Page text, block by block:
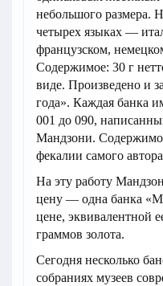
небольшого размера.
четырех языках —
французском,
Содержимое: 30 г
виде. Произведено и
года». Каждая банка
001 до 090,
Мандзони.
фекалии самого
На эту работу
цену — одна банка
цене, эквивалентной
граммов золота.
Сегодня несколько
собраниях музеев